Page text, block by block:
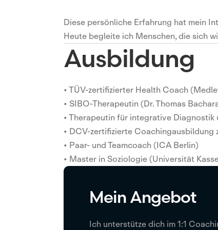
Diese persönliche Erfahrung hat mein
Heute begleite ich Menschen, die sich
Ausbildung
• TÜV-zertifizierter Health Coach
• SIBO-Therapeutin (Dr. Thomas
• Therapeutin für integrative
• DCV-zertifizierte
• Paar- und Teamcoach (ICA Berlin)
• Master in Soziologie (Universität
Mein Angebot
Ich unterstütze dich im 1:1